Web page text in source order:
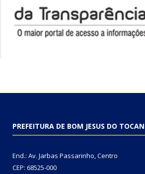
PREFEITURA DE BOM JESUS DO
End.: Av. Jarbas Passarinho, Centro
CEP: 68525-000